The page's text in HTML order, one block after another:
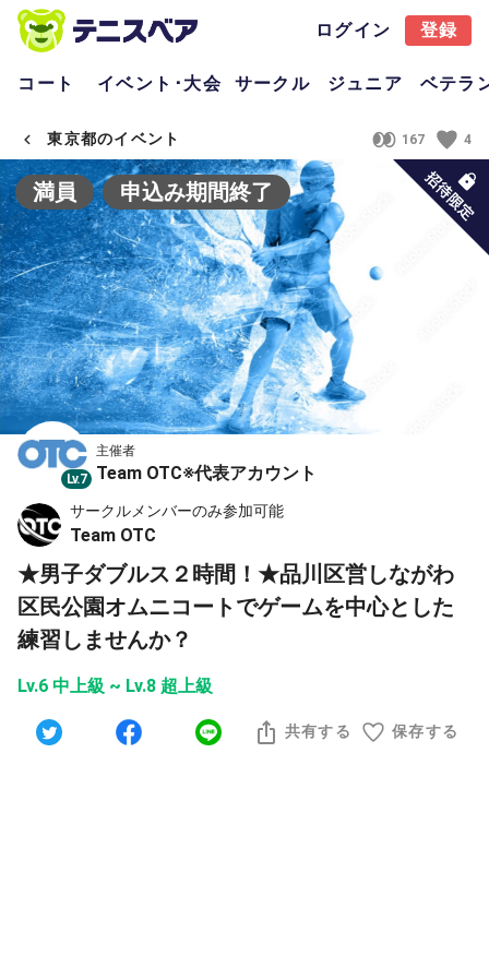
ログイン 登録
コート イベント･大会 サークル ジュニア ベテラ
東京都のイベント 167 4
満員 申込み期間終了
Lv.7
主催者
Team OTC※代表アカウント
サークルメンバーのみ参加可能
Team OTC
★男子ダブルス２時間！★品川区営しながわ
区民公園オムニコートでゲームを中心とした
練習しませんか？
Lv.6 中上級 ~ Lv.8 超上級
共有する 保存する